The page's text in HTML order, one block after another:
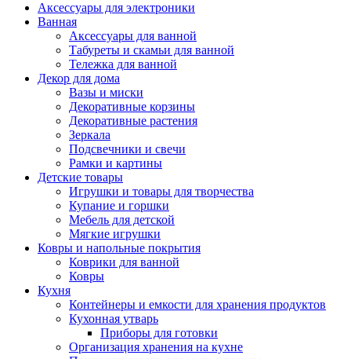
Аксессуары для электроники
Ванная
Аксессуары для ванной
Табуреты и скамьи для ванной
Тележка для ванной
Декор для дома
Вазы и миски
Декоративные корзины
Декоративные растения
Зеркала
Подсвечники и свечи
Рамки и картины
Детские товары
Игрушки и товары для творчества
Купание и горшки
Мебель для детской
Мягкие игрушки
Ковры и напольные покрытия
Коврики для ванной
Ковры
Кухня
Контейнеры и емкости для хранения продуктов
Кухонная утварь
Приборы для готовки
Организация хранения на кухне